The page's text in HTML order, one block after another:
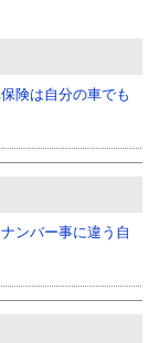
険は自分の車でも
ンバー事に違う自